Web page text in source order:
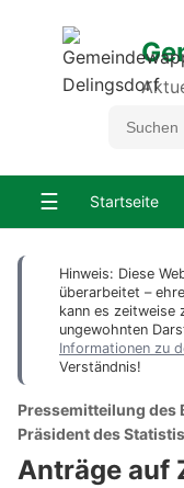
☰ Startseite
Hinweis: Diese
überarbeitet –
kann es zeitweise
ungewohnten
Informationen zu
Verständnis!
Pressemitteilung des
Präsident des
Anträge auf